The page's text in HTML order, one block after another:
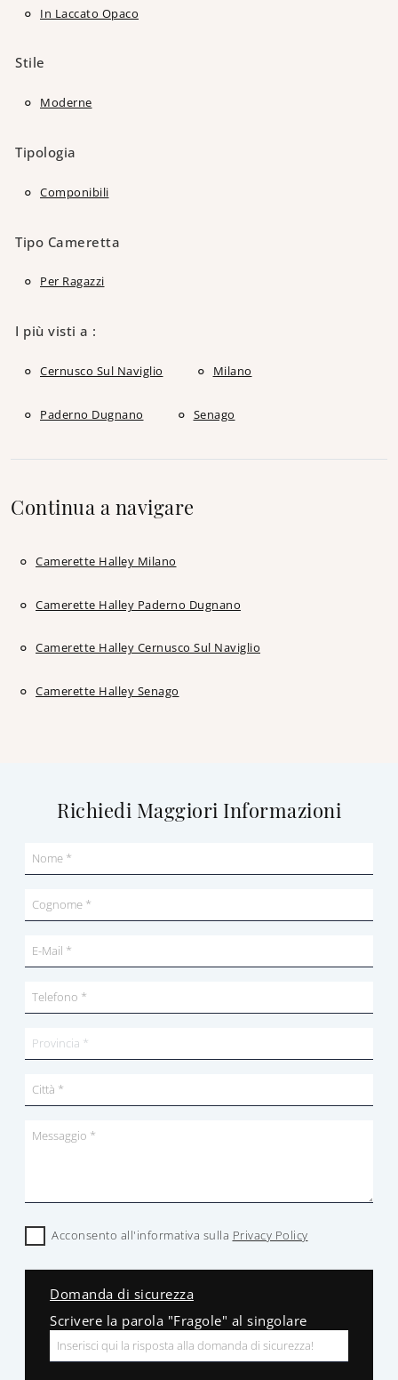
In Laccato Opaco
Stile
Moderne
Tipologia
Componibili
Tipo Cameretta
Per Ragazzi
I più visti a :
Cernusco Sul Naviglio Milano
Paderno Dugnano Senago
Continua a navigare
Camerette Halley Milano
Camerette Halley Paderno Dugnano
Camerette Halley Cernusco Sul Naviglio
Camerette Halley Senago
Richiedi Maggiori Informazioni
Acconsento all'informativa sulla Privacy Policy
Domanda di sicurezza
Scrivere la parola "Fragole" al singolare